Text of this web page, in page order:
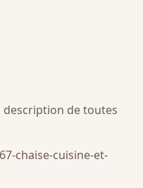
description de toutes
chaise-cuisine-et-